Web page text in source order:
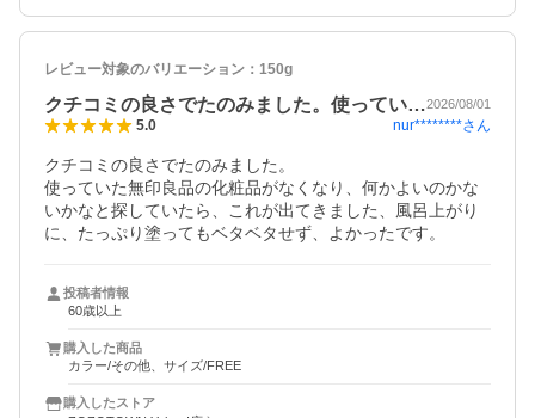
レビュー対象のバリエーション： 150g
クチコミの良さでたのみました。使ってい…2026/08/01
5.0 nur********さん
クチコミの良さでたのみました。
使っていた無印良品の化粧品がなくなり、何かよいのかな
いかなと探していたら、これが出てきました、風呂上がり
に、たっぷり塗ってもベタベタせず、よかったです。
投稿者情報
60歳以上
購入した商品
カラー/その他、サイズ/FREE
購入したストア